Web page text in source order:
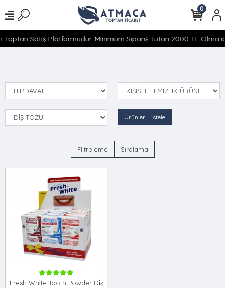
Satış Platformudur. Minimum Sipariş Tutarı 2000 TL
0
Ürünleri Listele
Filtreleme Sıralama
Fresh Whi̇te Tooth Powder Di̇ş